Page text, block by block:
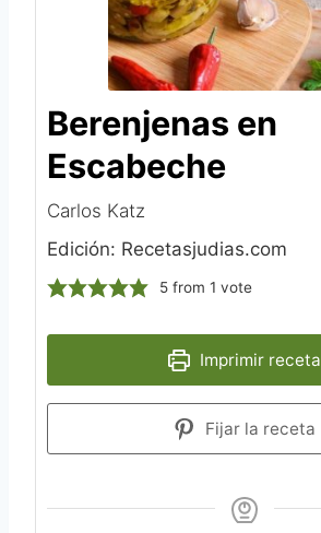
Berenjenas en
Escabeche
Carlos Katz
Edición: Recetasjudias.com
5 from 1 vote
Imprimir receta
Fijar la receta